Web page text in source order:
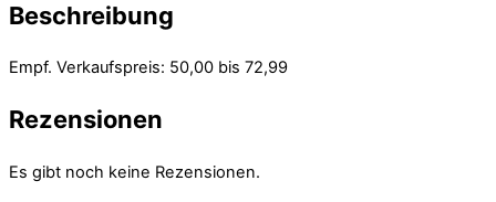
Beschreibung
Empf. Verkaufspreis: 50,00 bis 72,99
Rezensionen
Es gibt noch keine Rezensionen.